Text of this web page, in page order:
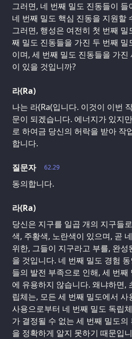
그러면, 네 번째 밀도 진동들이 들
네 번째 밀도 핵심 진동을 지원할
그러면, 행성은 여전히 첫 번째 밀
째 밀도 진동들을 가진 두 번째 밀
이며, 세 번째 밀도 진동들을 가
이 있을 것입니까?
라(Ra)
나는 라(Ra(입니다. 이것이 이번
문이 되겠습니다. 에너지가 있지
로 하여금 당신의 허락을 받아 작
합니다.
62.29
질문자
동의합니다.
라(Ra)
당신은 지구를 일곱 개의 지구들
색, 주황색, 노란색이 있으며, 곧
위한, 그들이 지구라고 부를, 완성
을 것입니다. 네 번째 밀도 경험
들의 발전 부족으로 인해, 세 번
에 유용하지 않습니다. 왜냐하면,
립체는, 모든 세 번째 밀도에서
사용으로부터 네 번째 밀도 독립
가 결정될 수 없는 세 번째 밀도의
을 정확하게 알지 못하기 때문입